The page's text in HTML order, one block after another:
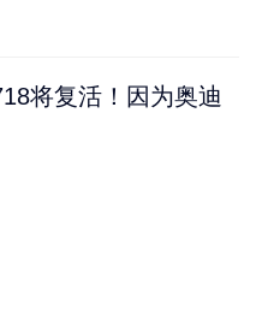
将复活！因为奥迪